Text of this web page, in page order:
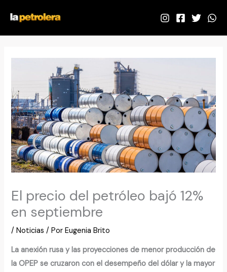
contenido
El precio del petróleo bajó 12%
en septiembre
/Noticias / PorEugenia Brito
La anexión rusa y las proyecciones de menor producción de
la OPEP se cruzaron con el desempeño del dólar y la mayor